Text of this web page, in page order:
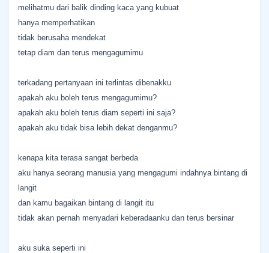
melihatmu dari balik dinding kaca yang kubuat
hanya memperhatikan
tidak berusaha mendekat
tetap diam dan terus mengagumimu
terkadang pertanyaan ini terlintas dibenakku
apakah aku boleh terus mengagumimu?
apakah aku boleh terus diam seperti ini saja?
apakah aku tidak bisa lebih dekat denganmu?
kenapa kita terasa sangat berbeda
aku hanya seorang manusia yang mengagumi indahnya bintang di
langit
dan kamu bagaikan bintang di langit itu
tidak akan pernah menyadari keberadaanku dan terus bersinar
aku suka seperti ini